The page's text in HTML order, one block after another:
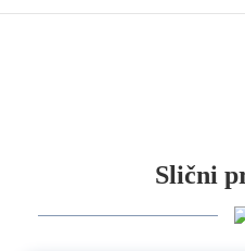
Slični